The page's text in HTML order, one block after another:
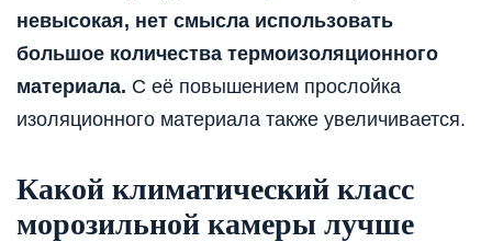
невысокая, нет смысла использовать
большое количества термоизоляционного
материала. С её повышением прослойка
изоляционного материала также увеличивается.
Какой климатический класс
морозильной камеры лучше